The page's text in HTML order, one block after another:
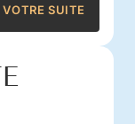
VOTRE SUITE